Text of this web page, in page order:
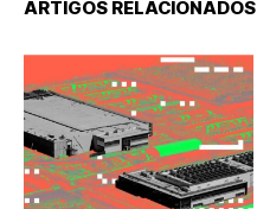
ARTIGOS RELACIONADOS